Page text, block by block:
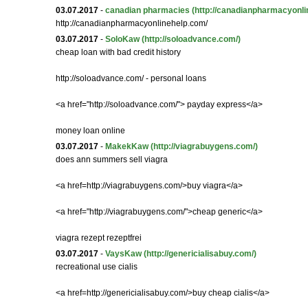
03.07.2017 - canadian pharmacies (http://
http://canadianpharmacyonlinehelp.com/
03.07.2017 - SoloKaw (http://soloadvance.com/)
cheap loan with bad credit history
http://soloadvance.com/ - personal loans
<a href="http://soloadvance.com/"> payday express</a>
money loan online
03.07.2017 - MakekKaw (http://viagrabuygens.com/)
does ann summers sell viagra
<a href=http://viagrabuygens.com/>buy viagra</a>
<a href="http://viagrabuygens.com/">cheap generic</a>
viagra rezept rezeptfrei
03.07.2017 - VaysKaw (http://genericialisabuy.com/)
recreational use cialis
<a href=http://genericialisabuy.com/>buy cheap cialis</a>